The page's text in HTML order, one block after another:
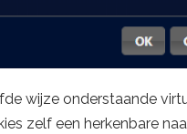
wijze onderstaande
zelf een herkenbare